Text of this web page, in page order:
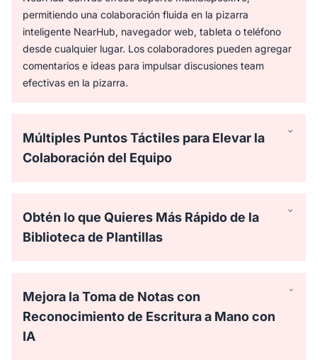
permitiendo una colaboración fluida en la pizarra
inteligente NearHub, navegador web, tableta o teléfono
desde cualquier lugar. Los colaboradores pueden agregar
comentarios e ideas para impulsar discusiones team
efectivas en la pizarra.
Múltiples Puntos Táctiles para Elevar la
Colaboración del Equipo
Obtén lo que Quieres Más Rápido de la
Biblioteca de Plantillas
Mejora la Toma de Notas con
Reconocimiento de Escritura a Mano con
IA